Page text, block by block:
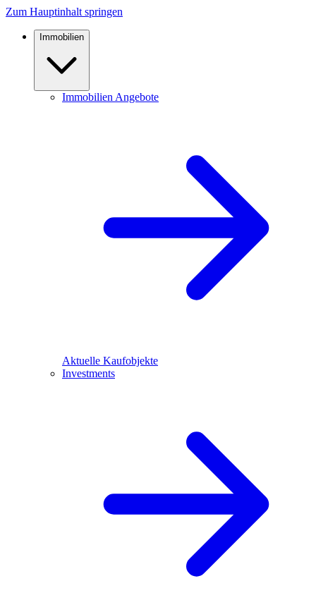
Zum Hauptinhalt springen
Immobilien
Immobilien Angebote
Aktuelle Kaufobjekte
Investments